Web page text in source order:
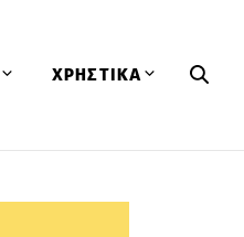
ΧΡΗΣΤΙΚΑ